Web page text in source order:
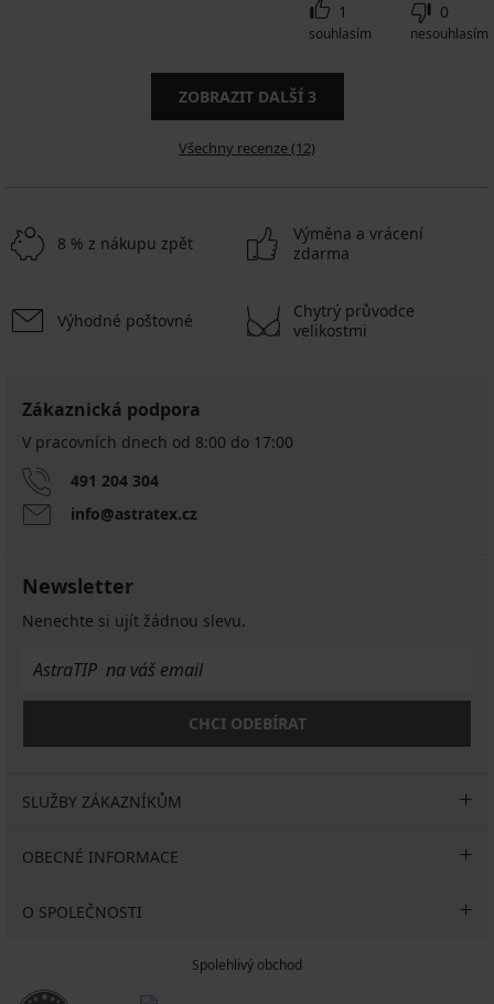
1
souhlasím
0
nesouhlasím
ZOBRAZIT DALŠÍ 3
Všechny recenze (12)
8 % z nákupu zpět
Výměna a vrácení
zdarma
Výhodné poštovné
Chytrý průvodce
velikostmi
Zákaznická podpora
V pracovních dnech od 8:00 do 17:00
491 204 304
info@astratex.cz
Newsletter
Nenechte si ujít žádnou slevu.
CHCI ODEBÍRAT
SLUŽBY ZÁKAZNÍKŮM
OBECNÉ INFORMACE
O SPOLEČNOSTI
Spolehlivý obchod